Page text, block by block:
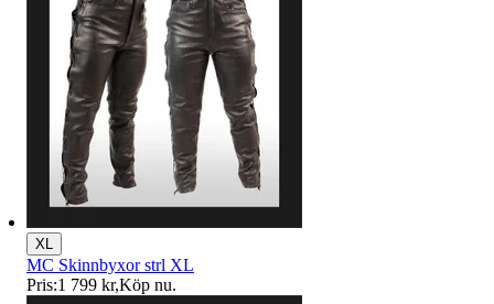
XL
MC Skinnbyxor strl XL
Pris:1 799 kr,Köp nu.